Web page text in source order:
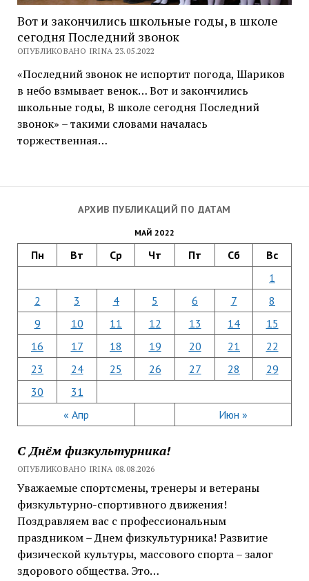
АРХИВ ПУБЛИКАЦИЙ ПО ДАТАМ
МАЙ 2022
Пн Вт Ср Чт Пт Сб Вс
« Апр Июн »
1
2
3 4 5 6 7
8
9
10 11 12 13 14
15
16
17 18 19 20 21
22
23
24 25 26 27 28
29
30
31
С Днём физкультурника!
ОПУБЛИКОВАНО IRINA 08.08.2026
Уважаемые спортсмены, тренеры и ветераны
физкультурно-спортивного движения!
Поздравляем вас с профессиональным
праздником – Днем физкультурника! Развитие
физической культуры, массового спорта – залог
здорового общества. Это…
Вот и закончились школьные годы, в школе
сегодня Последний звонок
ОПУБЛИКОВАНО IRINA 23.05.2022
«Последний звонок не испортит погода, Шариков
в небо взмывает венок… Вот и закончились
школьные годы, В школе сегодня Последний
звонок» – такими словами началась
торжественная…